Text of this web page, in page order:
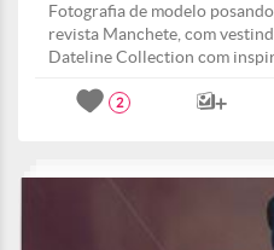
Fotografia de modelo
revista Manchete, com
Dateline Collection com
2